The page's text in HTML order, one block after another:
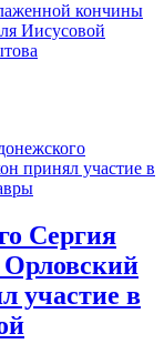
кончины
Иисусовой
Сергия
Орловский
участие в